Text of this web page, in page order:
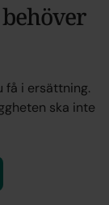
få i ersättning.
ska inte